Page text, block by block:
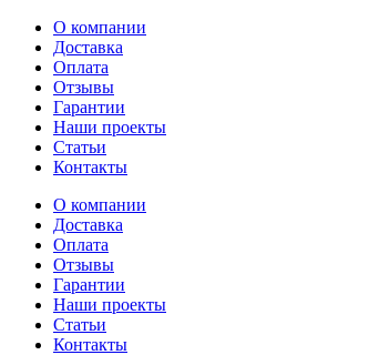
Перейти
содержимому
О компании
Доставка
Оплата
Отзывы
Гарантии
Наши проекты
Статьи
Контакты
О компании
Доставка
Оплата
Отзывы
Гарантии
Наши проекты
Статьи
Контакты